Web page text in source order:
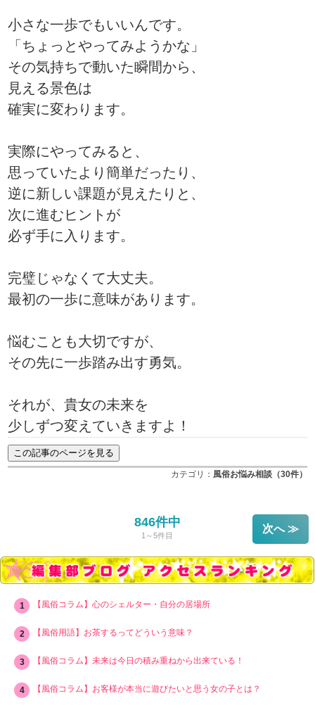
小さな一歩でもいいんです。
「ちょっとやってみようかな」
その気持ちで動いた瞬間から、
見える景色は
確実に変わります。
実際にやってみると、
思っていたより簡単だったり、
逆に新しい課題が見えたりと、
次に進むヒントが
必ず手に入ります。
完璧じゃなくて大丈夫。
最初の一歩に意味があります。
悩むことも大切ですが、
その先に一歩踏み出す勇気。
それが、貴女の未来を
少しずつ変えていきますよ！
カテゴリ： 風俗お悩み相談（30件）
846件中
1～5件目
次へ ≫
【風俗コラム】心のシェルター・自分の居場所
【風俗用語】お茶するってどういう意味？
【風俗コラム】未来は今日の積み重ねから出来ている！
【風俗コラム】お客様が本当に遊びたいと思う女の子とは？